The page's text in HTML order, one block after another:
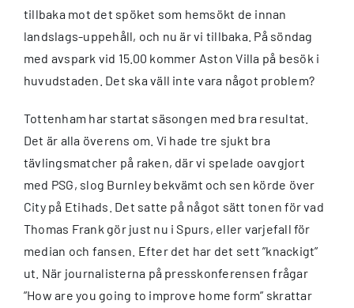
tillbaka mot det spöket som hemsökt de innan
landslags-uppehåll, och nu är vi tillbaka. På söndag
med avspark vid 15.00 kommer Aston Villa på besök i
huvudstaden. Det ska väll inte vara något problem?
Tottenham har startat säsongen med bra resultat.
Det är alla överens om. Vi hade tre sjukt bra
tävlingsmatcher på raken, där vi spelade oavgjort
med PSG, slog Burnley bekvämt och sen körde över
City på Etihads. Det satte på något sätt tonen för vad
Thomas Frank gör just nu i Spurs, eller varjefall för
median och fansen. Efter det har det sett ”knackigt”
ut. När journalisterna på presskonferensen frågar
”How are you going to improve home form” skrattar